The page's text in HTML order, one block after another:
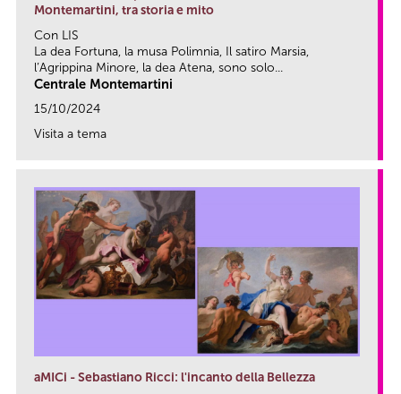
Montemartini, tra storia e mito
Con LIS
La dea Fortuna, la musa Polimnia, Il satiro Marsia,
l’Agrippina Minore, la dea Atena, sono solo...
Centrale Montemartini
15/10/2024
Visita a tema
aMICi - Sebastiano Ricci: l'incanto della Bellezza